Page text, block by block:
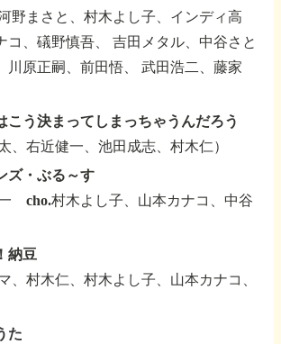
野まさと、村木よし子、インディ高
コ、礒野慎吾、
吉田メタル、中谷さと
川原正嗣、前田悟、
武田浩二、藤家
こう決まってしまっちゃうんだろう
、右近健一、池田成志、村木仁）
ズ・ぶる～す
一 cho.村木よし子、山本カナコ、中谷
納豆
、村木仁、村木よし子、山本カナコ、
た